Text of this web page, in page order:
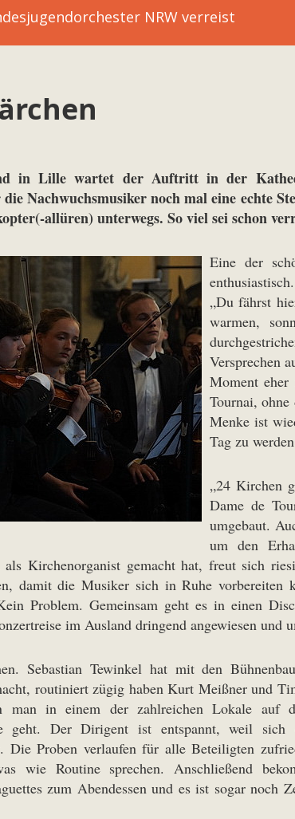
NRW verreist
in Lille wartet der Auftritt in der
Nachwuchsmusiker noch mal eine echte
allüren) unterwegs. So viel sei schon
Eine der
„Du fährst
warmen,
Versprechen
Moment
Tournai, ohne
Menke ist
Tag zu
„24 Kirchen
Dame de
umgebaut.
um den
Kirchenorganist gemacht hat, freut sich
damit die Musiker sich in Ruhe vorbereiten
Problem. Gemeinsam geht es in einen
im Ausland dringend angewiesen und
Sebastian Tewinkel hat mit den
routiniert zügig haben Kurt Meißner und
man in einem der zahlreichen Lokale auf
geht. Der Dirigent ist entspannt, weil
Die Proben verlaufen für alle Beteiligten
wie Routine sprechen. Anschließend
zum Abendessen und es ist sogar noch